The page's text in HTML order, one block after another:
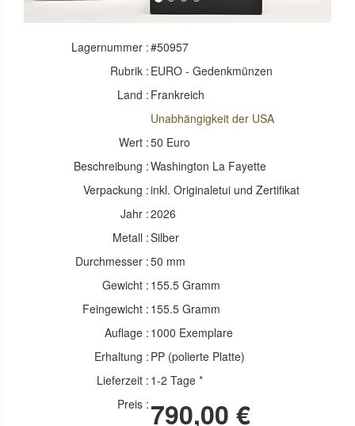
Lagernummer :#50957
Rubrik : EURO - Gedenkmünzen
Land : Frankreich
Unabhängigkeit der USA
Wert :50 Euro
Beschreibung :Washington La Fayette
Verpackung :inkl. Originaletui und Zertifikat
Jahr :2026
Metall :Silber
Durchmesser :50 mm
Gewicht : 155.5 Gramm
Feingewicht : 155.5 Gramm
Auflage : 1000 Exemplare
Erhaltung : PP (polierte Platte)
Lieferzeit : 1-2 Tage *
Preis : 790,00 €